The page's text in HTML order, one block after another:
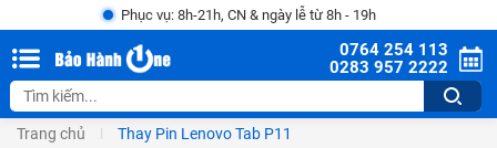
Phục vụ: 8h-21h, CN & ngày lễ từ 8h - 19h
0764 254 113
0283 957 2222
Trang chủ Thay Pin Lenovo Tab P11